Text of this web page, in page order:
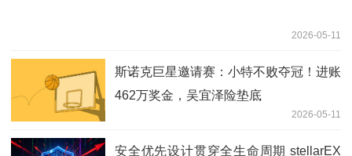
2026-05-11
斯诺克巨星邀请赛：小特不败夺冠！进账
462万奖金，吴宜泽险垫底
2026-05-11
安全优先设计贯穿全生命周期 stellarEX